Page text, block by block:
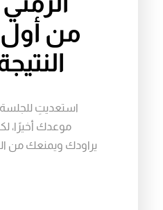
من
استعديتِ
موعدك أخيرًا،
يراودك ويمنعك من